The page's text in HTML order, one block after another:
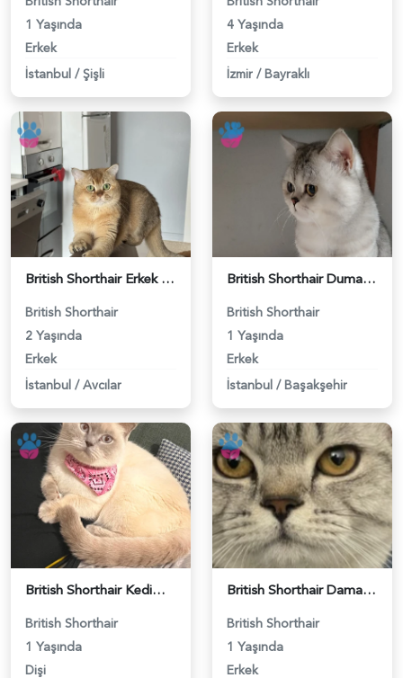
1 Yaşında
Erkek
İstanbul / Şişli
4 Yaşında
Erkek
İzmir / Bayraklı
British Shorthair Erkek Kızgınlıkta - 118984651
British Shorthair
2 Yaşında
Erkek
İstanbul / Avcılar
British Shorthair Duma Eş Arıyorum - 118984650
British Shorthair
1 Yaşında
Erkek
İstanbul / Başakşehir
British Shorthair Kedime Eş Arıyorum - 118984649
British Shorthair
1 Yaşında
Dişi
British Shorthair Damadımıza Gelin Arıyoruz - 118984627
British Shorthair
1 Yaşında
Erkek